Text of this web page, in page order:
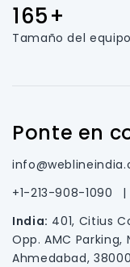
165+
Tamaño del equipo
Ponte en
+1-213-908-1090
|
India: 401, Citius
Opp. AMC Parking,
Ahmedabad,